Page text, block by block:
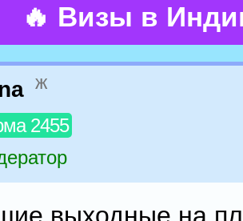
🔥 Визы в
ж
2455